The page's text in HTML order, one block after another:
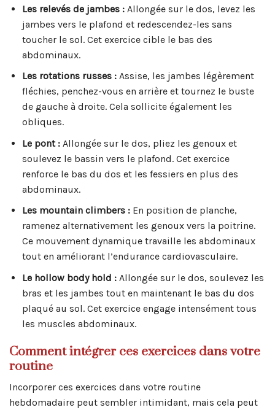
Les relevés de jambes :Allongée sur le dos, levez les
jambes vers le plafond et redescendez-les sans
toucher le sol. Cet exercice cible le bas des
abdominaux.
Les rotations russes :Assise, les jambes légèrement
fléchies, penchez-vous en arrière et tournez le buste
de gauche à droite. Cela sollicite également les
obliques.
Le pont :Allongée sur le dos, pliez les genoux et
soulevez le bassin vers le plafond. Cet exercice
renforce le bas du dos et les fessiers en plus des
abdominaux.
Les mountain climbers :En position de planche,
ramenez alternativement les genoux vers la poitrine.
Ce mouvement dynamique travaille les abdominaux
tout en améliorant l’endurance cardiovasculaire.
Le hollow body hold :Allongée sur le dos, soulevez les
bras et les jambes tout en maintenant le bas du dos
plaqué au sol. Cet exercice engage intensément tous
les muscles abdominaux.
Comment intégrer ces exercices dans votre
routine
Incorporer ces exercices dans votre routine
hebdomadaire peut sembler intimidant, mais cela peut